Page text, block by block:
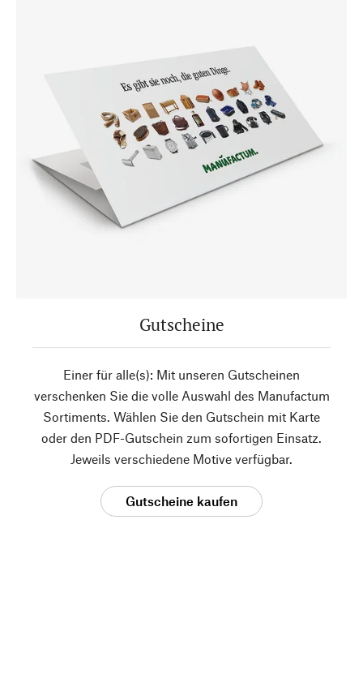
Gutscheine
Einer für alle(s): Mit unseren Gutscheinen
verschenken Sie die volle Auswahl des Manufactum
Sortiments. Wählen Sie den Gutschein mit Karte
oder den PDF-Gutschein zum sofortigen Einsatz.
Jeweils verschiedene Motive verfügbar.
Gutscheine kaufen